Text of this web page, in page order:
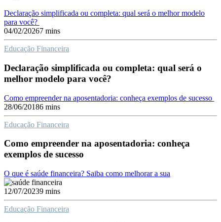
Declaração simplificada ou completa: qual será o melhor modelo
para você?
04/02/20267 mins
Educação Financeira
Declaração simplificada ou completa: qual será o
melhor modelo para você?
Como empreender na aposentadoria: conheça exemplos de sucesso
28/06/20186 mins
Educação Financeira
Como empreender na aposentadoria: conheça
exemplos de sucesso
O que é saúde financeira? Saiba como melhorar a sua
12/07/20239 mins
Educação Financeira